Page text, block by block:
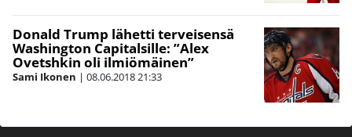
Donald Trump lähetti terveisensä
Washington Capitalsille: ”Alex
Ovetshkin oli ilmiömäinen”
Sami Ikonen | 08.06.201821:33